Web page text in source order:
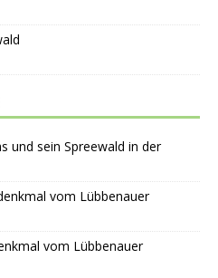
und sein Spreewald in der
vom Lübbenauer
vom Lübbenauer